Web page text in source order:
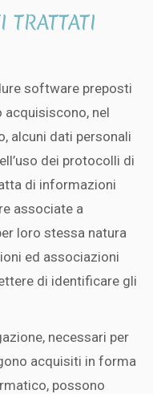
software preposti
nel
alcuni dati personali
dei protocolli di
di informazioni
associate a
loro stessa natura
ed associazioni
di identificare gli
necessari per
acquisiti in forma
possono